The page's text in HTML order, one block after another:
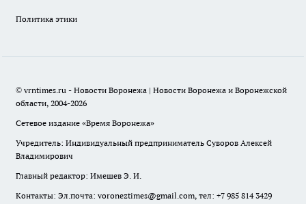
Политика этики
© vrntimes.ru - Новости Воронежа | Новости Воронежа и Воронежской
области, 2004-2026
Сетевое издание «Время Воронежа»
Учредитель: Индивидуальный предприниматель Суворов Алексей
Владимирович
Главный редактор: Имешев Э. И.
Контакты: Эл.почта: voroneztimes@gmail.com, тел: +7 985 814 3429